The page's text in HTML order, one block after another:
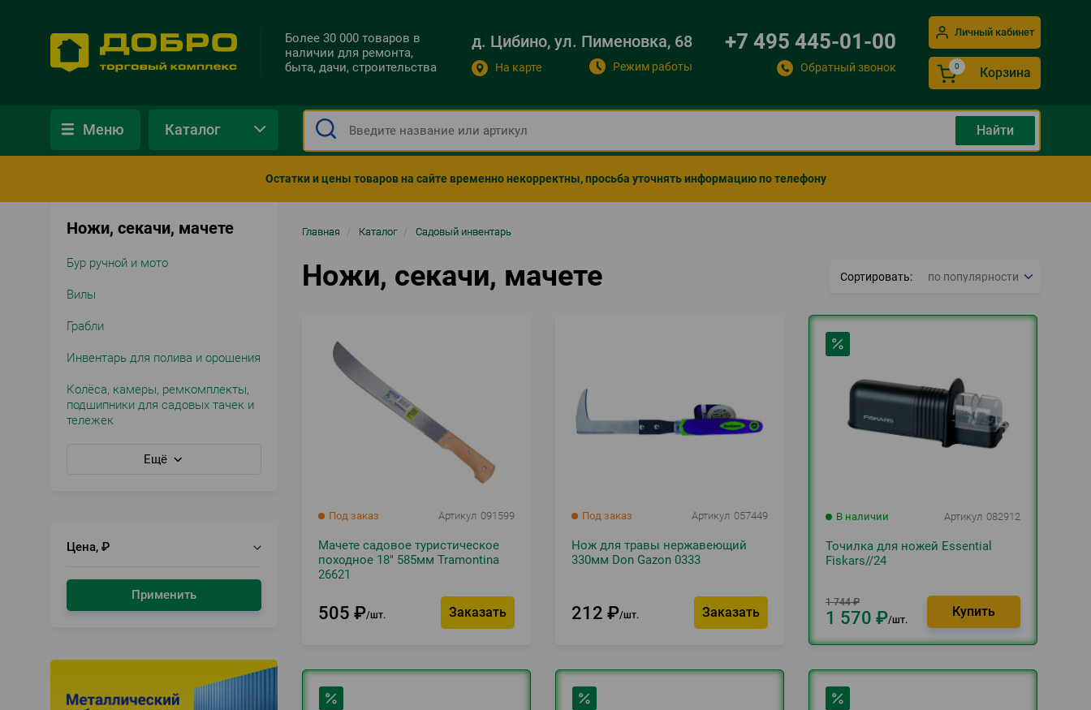
Более 30 000 товаров в
наличии для ремонта,
быта, дачи, строительства
д. Цибино, ул. Пименовка, 68
На карте Режим работы
+7 495 445-01-00
Обратный звонок
Личный кабинет
Корзина
Меню Каталог
Остатки и цены товаров на сайте временно некорректны, просьба уточнять информацию по телефону
Ножи, секачи, мачете
Бур ручной и мото
Вилы
Грабли
Инвентарь для полива и орошения
Колёса, камеры, ремкомплекты,
подшипники для садовых тачек и
тележек
Ещё
Цена, ₽
Применить
Строка
навигации
Главная / Каталог / Садовый инвентарь
Ножи, секачи, мачете Сортировать
Под заказ Артикул 091599
Мачете садовое туристическое
походное 18" 585мм Tramontina
26621
505 ₽ шт. Заказать
Под заказ Артикул 057449
Нож для травы нержавеющий
330мм Don Gazon 0333
212 ₽ шт. Заказать
В наличии Артикул 082912
Точилка для ножей Essential
Fiskars//24
1 744 ₽
1 570 ₽ шт.